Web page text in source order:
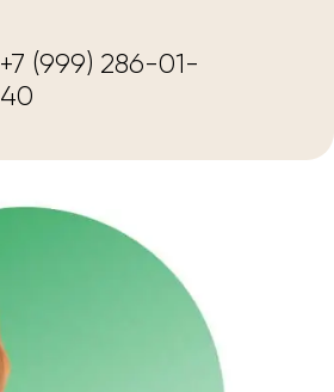
+7 (999) 286-01-
40